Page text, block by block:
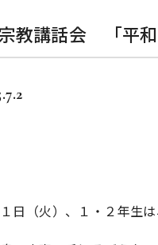
教講話会 「平和
日（火）、１・２年生